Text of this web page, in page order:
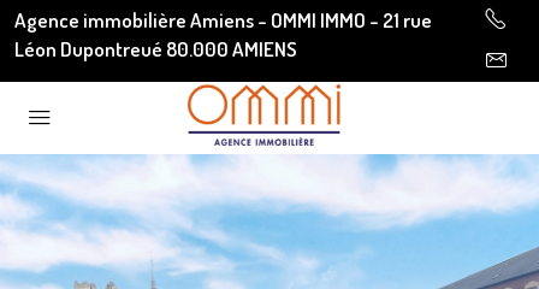
Agence immobilière Amiens - OMMI IMMO - 21 rue
Léon Dupontreué 80.000 AMIENS